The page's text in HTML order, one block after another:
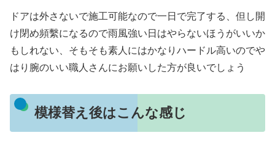
ドアは外さないで施工可能なので一日で完了する、但し開
け閉め頻繫になるので雨風強い日はやらないほうがいいか
もしれない、そもそも素人にはかなりハードル高いのでや
はり腕のいい職人さんにお願いした方が良いでしょう
模様替え後はこんな感じ